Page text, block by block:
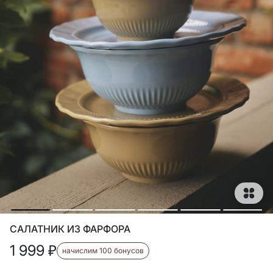
САЛАТНИК ИЗ ФАРФОРА
1 999 ₽ начислим 100 бонусов